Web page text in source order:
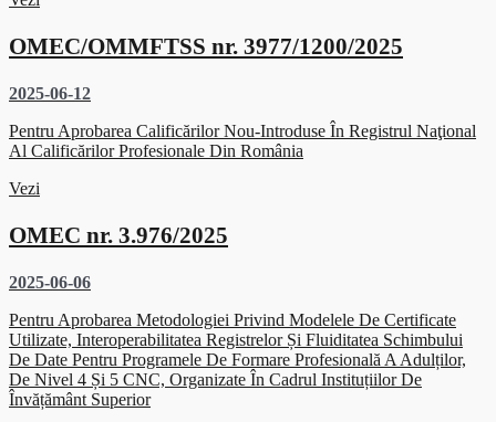
OMEC/OMMFTSS nr. 3977/1200/2025
2025-06-12
Pentru Aprobarea Calificărilor Nou-Introduse În Registrul Naţional
Al Calificărilor Profesionale Din România
Vezi
OMEC nr. 3.976/2025
2025-06-06
Pentru Aprobarea Metodologiei Privind Modelele De Certificate
Utilizate, Interoperabilitatea Registrelor Și Fluiditatea Schimbului
De Date Pentru Programele De Formare Profesională A Adulților,
De Nivel 4 Și 5 CNC, Organizate În Cadrul Instituțiilor De
Învățământ Superior